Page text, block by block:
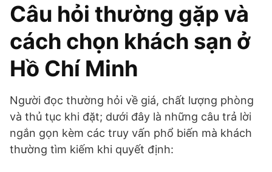
Câu hỏi thường gặp và
cách chọn khách sạn ở
Hồ Chí Minh
Người đọc thường hỏi về giá, chất lượng phòng
và thủ tục khi đặt; dưới đây là những câu trả lời
ngắn gọn kèm các truy vấn phổ biến mà khách
thường tìm kiếm khi quyết định: